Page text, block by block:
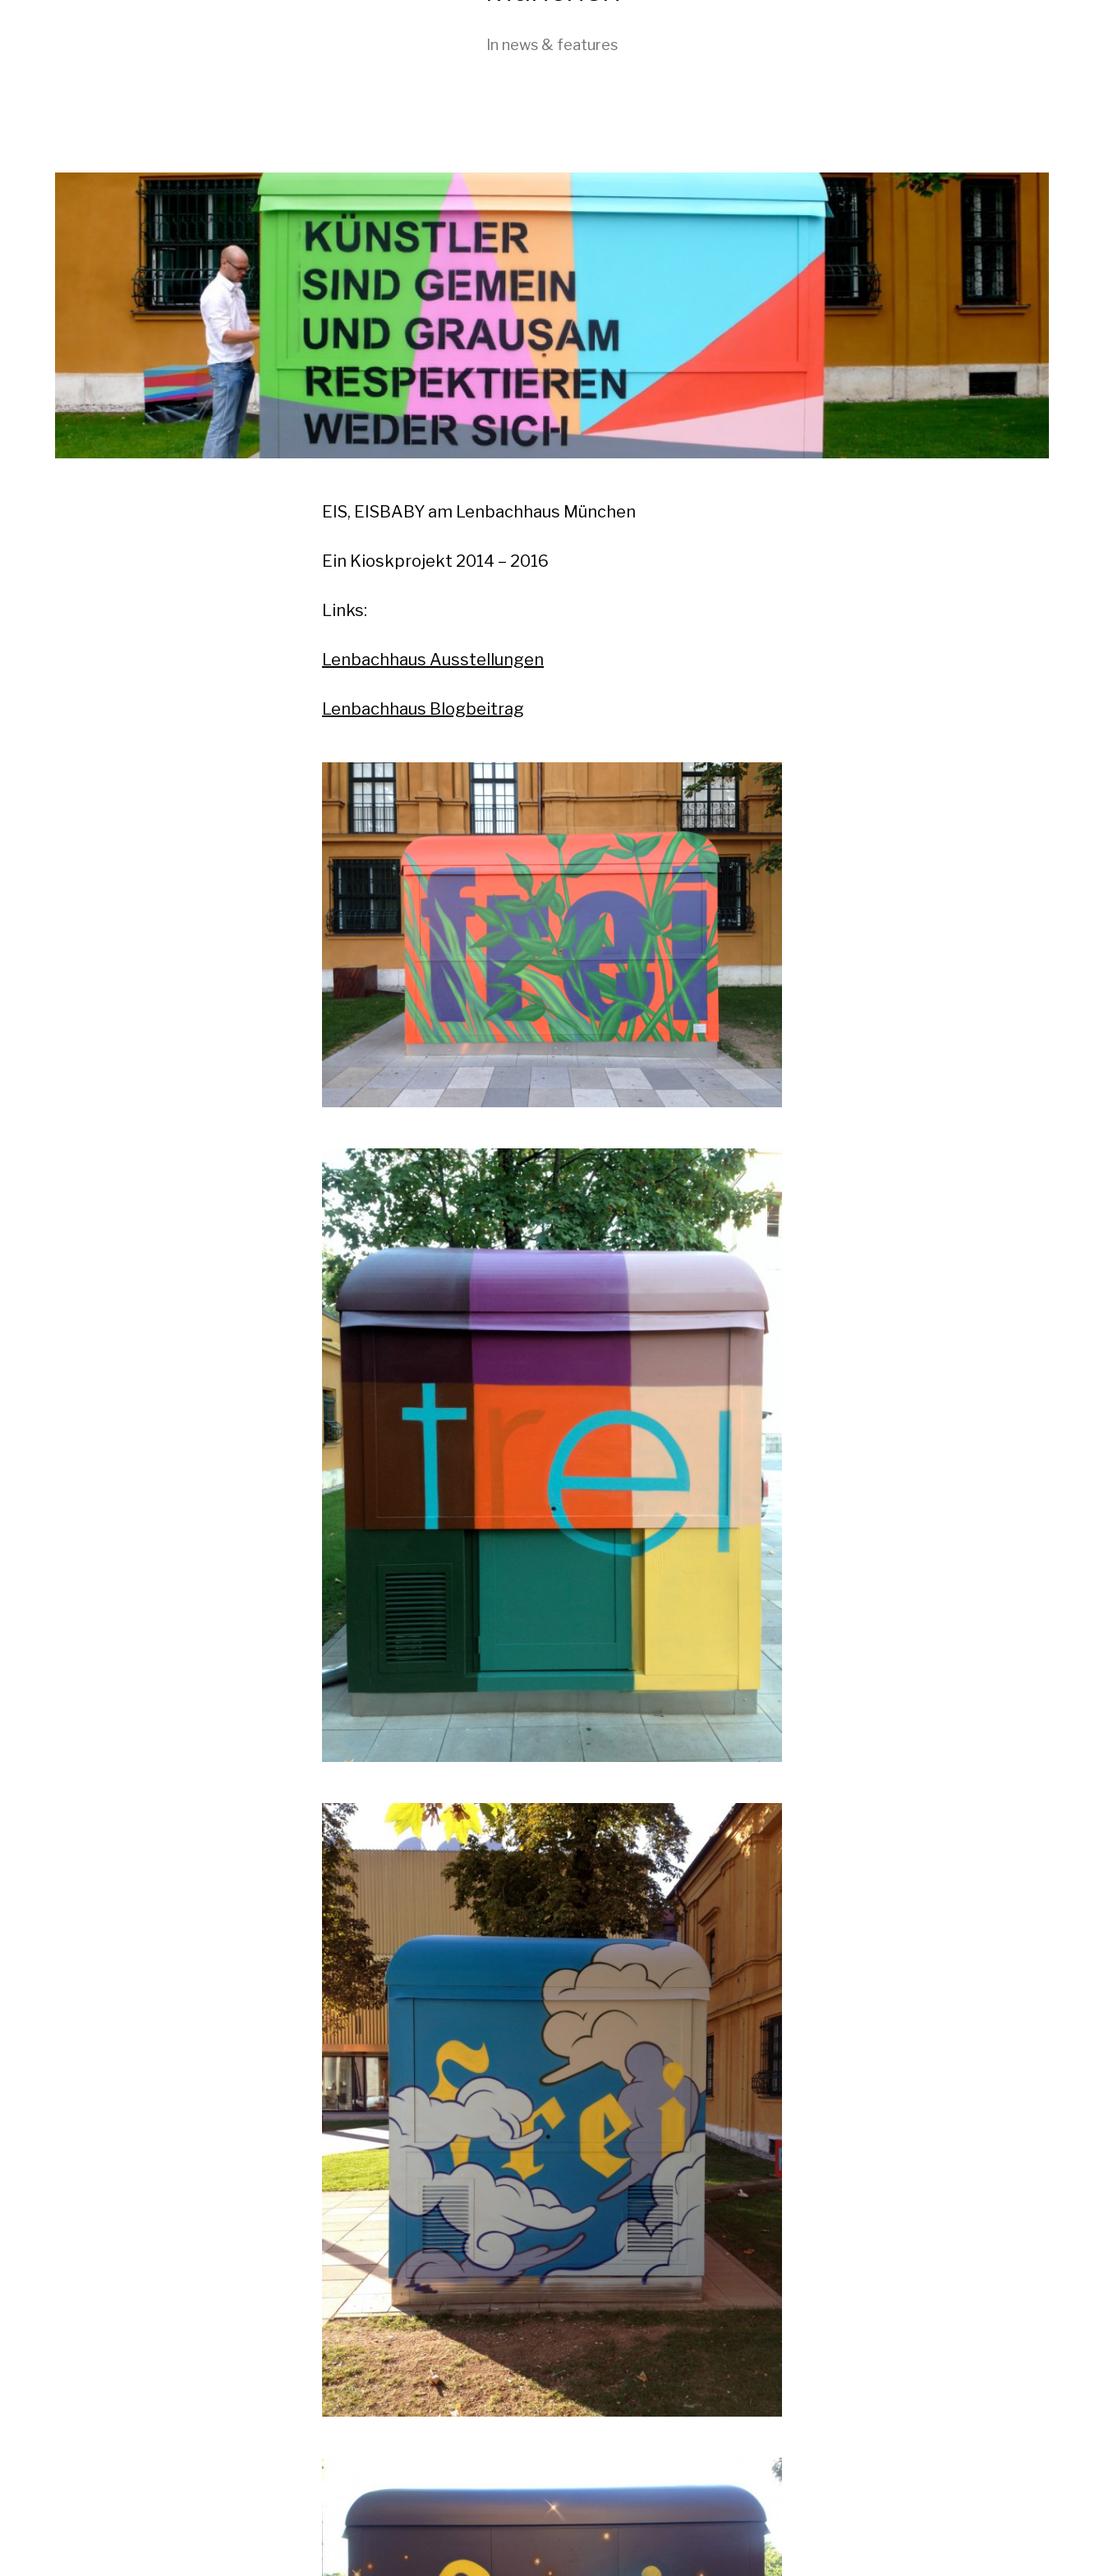
DANIEL
In news & features
EIS, EISBABY am Lenbachhaus München
Ein Kioskprojekt 2014 – 2016
Links:
Lenbachhaus Ausstellungen
Lenbachhaus Blogbeitrag